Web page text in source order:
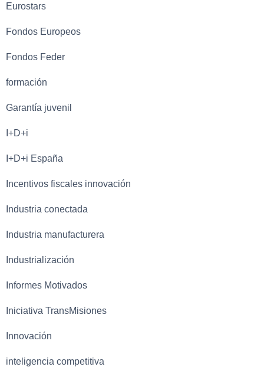
Eurostars
Fondos Europeos
Fondos Feder
formación
Garantía juvenil
I+D+i
I+D+i España
Incentivos fiscales innovación
Industria conectada
Industria manufacturera
Industrialización
Informes Motivados
Iniciativa TransMisiones
Innovación
inteligencia competitiva